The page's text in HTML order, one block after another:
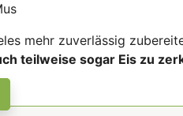
mehr zuverlässig
teilweise sogar Eis zu